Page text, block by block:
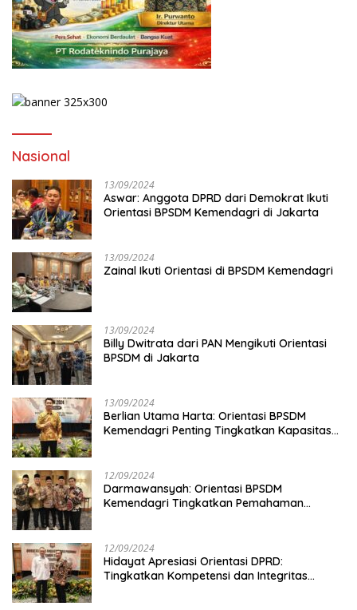
Nasional
13/09/2024
Aswar: Anggota DPRD dari Demokrat Ikuti
Orientasi BPSDM Kemendagri di Jakarta
13/09/2024
Zainal Ikuti Orientasi di BPSDM Kemendagri
13/09/2024
Billy Dwitrata dari PAN Mengikuti Orientasi
BPSDM di Jakarta
13/09/2024
Berlian Utama Harta: Orientasi BPSDM
Kemendagri Penting Tingkatkan Kapasitas
12/09/2024
Darmawansyah: Orientasi BPSDM
Kemendagri Tingkatkan Pemahaman
12/09/2024
Hidayat Apresiasi Orientasi DPRD:
Tingkatkan Kompetensi dan Integritas